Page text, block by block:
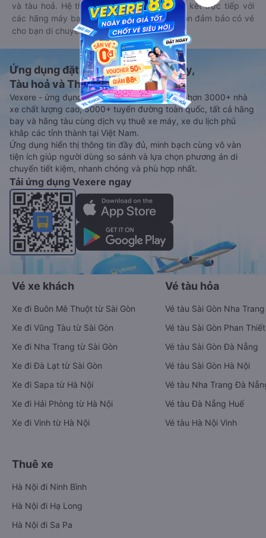
và tàu hoả. Hệ thống của Goyolo được liên kết trực tiếp với
các hãng máy bay, xe khách và tàu hoả, luôn đảm bảo có vé
cho bạn di chuyển.
Ứng dụng đặt vé Xe khách, Máy bay,
Tàu hoả và Thuê xe
Vexere - ứng dụng đặt vé đa phương tiện với hơn 3000+ nhà
xe chất lượng cao, 5000+ tuyến đường toàn quốc, tất cả hãng
bay và hãng tàu cùng dịch vụ thuê xe máy, xe du lịch phủ
khắp các tỉnh thành tại Việt Nam.
Ứng dụng hiển thị thông tin đầy đủ, minh bạch cùng vô vàn
tiện ích giúp người dùng so sánh và lựa chọn phương án di
chuyển tiết kiệm, nhanh chóng và phù hợp nhất.
Tải ứng dụng Vexere ngay
Vé xe khách
Xe đi Buôn Mê Thuột từ Sài Gòn
Xe đi Vũng Tàu từ Sài Gòn
Xe đi Nha Trang từ Sài Gòn
Xe đi Đà Lạt từ Sài Gòn
Xe đi Sapa từ Hà Nội
Xe đi Hải Phòng từ Hà Nội
Xe đi Vinh từ Hà Nội
Vé tàu hỏa
Vé tàu Sài Gòn Nha Trang
Vé tàu Sài Gòn Phan Thiết
Vé tàu Sài Gòn Đà Nẵng
Vé tàu Sài Gòn Hà Nội
Vé tàu Nha Trang Đà
Vé tàu Đà Nẵng Huế
Vé tàu Hà Nội Vinh
Thuê xe
Hà Nội đi Ninh Bình
Hà Nội đi Hạ Long
Hà Nội đi Sa Pa